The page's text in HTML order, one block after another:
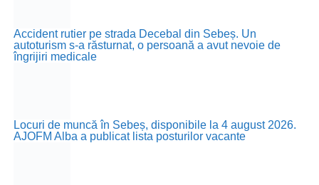
Accident rutier pe strada Decebal din Sebeș. Un
autoturism s-a răsturnat, o persoană a avut nevoie de
îngrijiri medicale
Locuri de muncă în Sebeș, disponibile la 4 august 2026.
AJOFM Alba a publicat lista posturilor vacante